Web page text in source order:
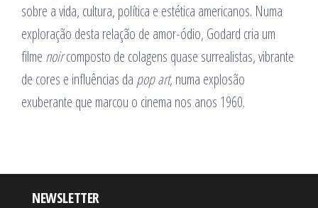
sobre a vida, cultura, política e estética americanos. Numa
exploração desta relação de amor-ódio, Godard cria um
filme noircomposto de colagens quase surrealistas, vibrante
de cores e influências da pop art, numa explosão
exuberante que marcou o cinema nos anos 1960.
NEWSLETTER